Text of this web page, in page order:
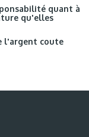
quant à
qu'elles
l'argent coute